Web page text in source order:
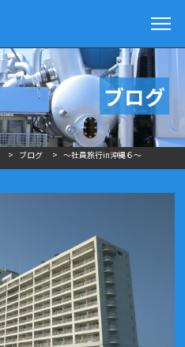
ブログ
> ブログ > ～社員旅行in沖縄６～